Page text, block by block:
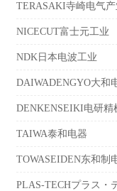
TERASAKI寺崎电气产
NICECUT富士元工业
NDK日本电波工业
DAIWADENGYO大和
DENKENSEIKI电研精
TAIWA泰和电器
TOWASEIDEN东和制
PLAS-TECHプラス・